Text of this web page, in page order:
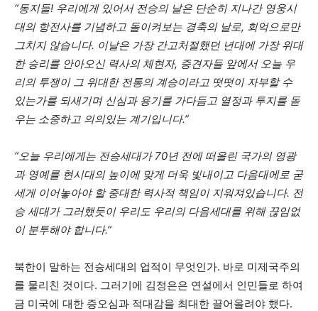
“동지들! 우리에게 있어서 전승의 날은 단순히 지나간 영웅시
대의 항전사를 기념하고 돌이켜보는 경축의 날로, 회억으로만
그치지 않습니다. 이날은 가장 간고처절했던 년대에 가장 위대
한 승리를 안아오신 력사의 체현자, 증견자들 앞에서 오늘 우
리의 투쟁이 그 위대한 전통의 계승이라고 떳떳이 자부할 수
있는가를 되새기며 신심과 용기를 가다듬고 열정과 투지를 돋
우는 소중하고 의의있는 계기입니다.”
“오늘 우리에게는 전승세대가 70년 전에 떠올린 국가의 영광
과 영예를 현시대의 높이에 맞게 더욱 빛내이고 다음대에로 굳
세게 이어놓아야 할 중대한 력사적 책임이 지워져있습니다. 전
승 세대가 그러했듯이 우리도 우리의 다음세대를 위해 끊임없
이 분투해야 합니다.”
북한이 말하는 전승세대의 업적이 무엇인가. 바로 미제국주의
를 물리친 것이다. 그러기에 김정은은 연설에서 인민들로 하여
금 미국에 대한 증오심과 적대감을 최대한 끌어올려야 했다.